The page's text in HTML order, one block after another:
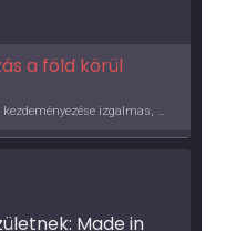
a föld körül
Az UNICEF Magyarország jótékonysági kezdeményezése izgalmas, egész éves világkörüli ízutazásra hív, igazi családi program és gasztroedukáció, illetve segítség a rászorulóknak is egyben.
Made in